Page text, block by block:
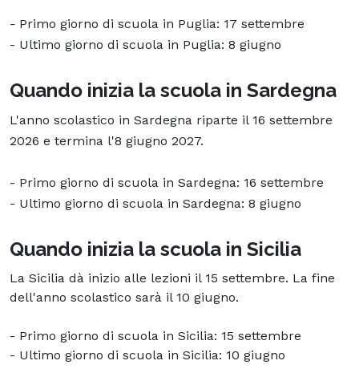
- Primo giorno di scuola in Puglia: 17 settembre
- Ultimo giorno di scuola in Puglia: 8 giugno
Quando inizia la scuola in Sardegna
L'anno scolastico in Sardegna riparte il 16 settembre
2026 e termina l'8 giugno 2027.
- Primo giorno di scuola in Sardegna: 16 settembre
- Ultimo giorno di scuola in Sardegna: 8 giugno
Quando inizia la scuola in Sicilia
La Sicilia dà inizio alle lezioni il 15 settembre. La fine
dell'anno scolastico sarà il 10 giugno.
- Primo giorno di scuola in Sicilia: 15 settembre
- Ultimo giorno di scuola in Sicilia: 10 giugno